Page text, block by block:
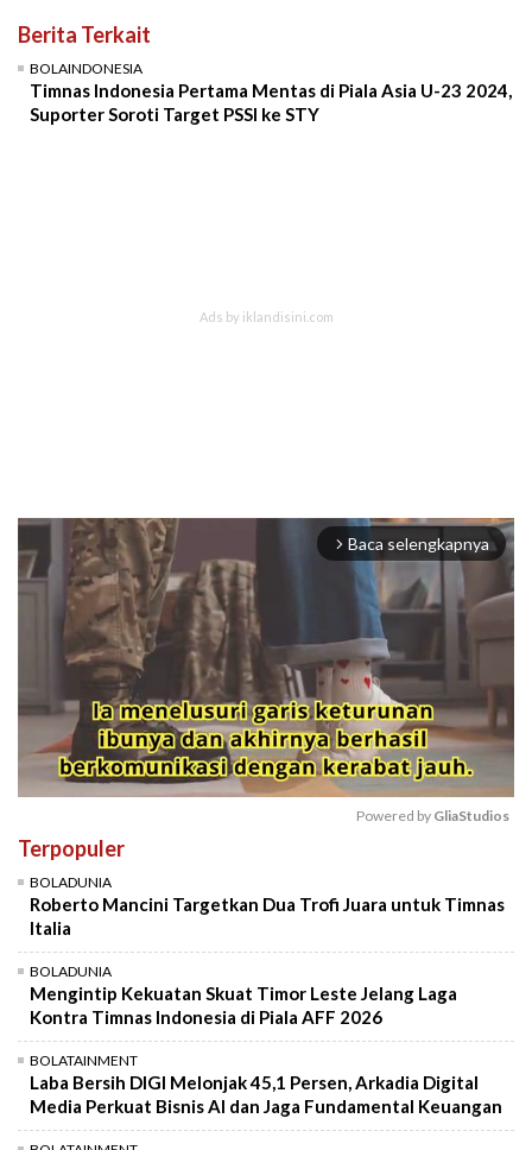
Berita Terkait
BOLAINDONESIA
Timnas Indonesia Pertama Mentas di Piala Asia U-23 2024,
Suporter Soroti Target PSSI ke STY
arrow_forward_ios Baca selengkapnya
Powered by GliaStudios
Terpopuler
BOLADUNIA
Roberto Mancini Targetkan Dua Trofi Juara untuk Timnas
Italia
BOLADUNIA
Mengintip Kekuatan Skuat Timor Leste Jelang Laga
Kontra Timnas Indonesia di Piala AFF 2026
BOLATAINMENT
Laba Bersih DIGI Melonjak 45,1 Persen, Arkadia Digital
Media Perkuat Bisnis AI dan Jaga Fundamental Keuangan